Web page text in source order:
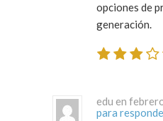
opciones de
generación.
para